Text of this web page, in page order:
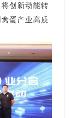
创新动能转
蛋产业高质